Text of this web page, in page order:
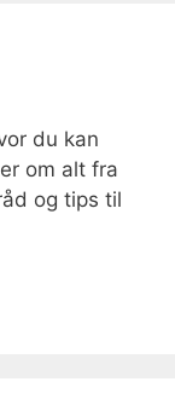
du kan
om alt fra
og tips til